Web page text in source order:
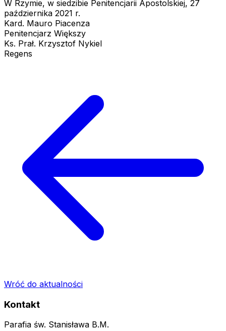
W Rzymie, w siedzibie Penitencjarii Apostolskiej, 27
października 2021 r.
Kard. Mauro Piacenza
Penitencjarz Większy
Ks. Prał. Krzysztof Nykiel
Regens
Wróć do aktualności
Kontakt
Parafia św. Stanisława B.M.